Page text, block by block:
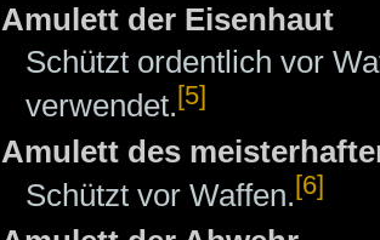
Amulett der Eisenhaut
Schützt ordentlich vor
verwendet.[5]
Amulett des
Schützt vor Waffen.[6]